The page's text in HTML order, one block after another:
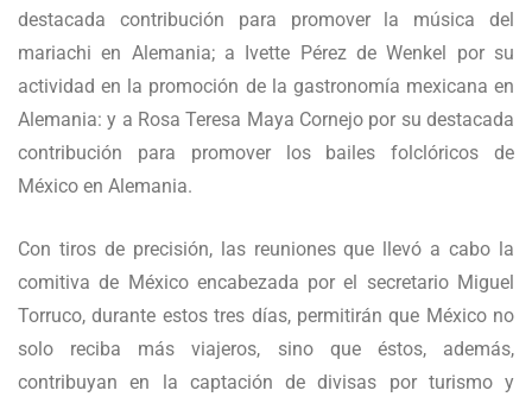
destacada contribución para promover la música del
mariachi en Alemania; a Ivette Pérez de Wenkel por su
actividad en la promoción de la gastronomía mexicana en
Alemania: y a Rosa Teresa Maya Cornejo por su destacada
contribución para promover los bailes folclóricos de
México en Alemania.
Con tiros de precisión, las reuniones que llevó a cabo la
comitiva de México encabezada por el secretario Miguel
Torruco, durante estos tres días, permitirán que México no
solo reciba más viajeros, sino que éstos, además,
contribuyan en la captación de divisas por turismo y